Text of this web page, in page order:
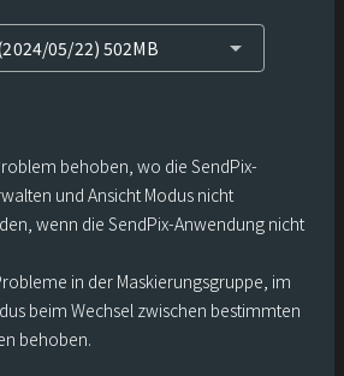
05/22) 502MB arrow_drop_down
behoben, wo die SendPix-
und Ansicht Modus nicht
wenn die SendPix-Anwendung nicht
in der Maskierungsgruppe, im
beim Wechsel zwischen bestimmten
behoben.